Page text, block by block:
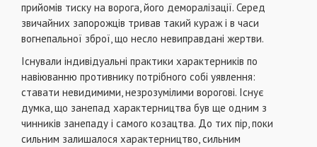
прийомів тиску на ворога, його деморалізації. Серед
звичайних запорожців тривав такий кураж і в часи
вогнепальної зброї, що несло невиправдані жертви.
Існували індивідуальні практики характерників по
навіюванню противнику потрібного собі уявлення:
ставати невидимими, незрозумілими ворогові. Існує
думка, що занепад характерництва був ще одним з
чинників занепаду і самого козацтва. До тих пір, поки
сильним залишалося характерництво, сильним